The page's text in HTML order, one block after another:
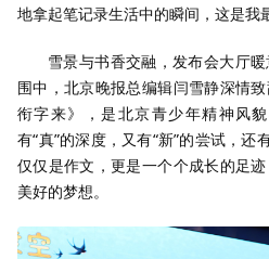
地拿起笔记录生活中的瞬间，这是我
雪景与书香交融，发布会大厅
围中，北京晚报总编辑闫雪静深情
衔字来》，是北京青少年精神风
有“真”的深度，又有“新”的尝试，还
仅仅是作文，更是一个个成长的足
美好的梦想。